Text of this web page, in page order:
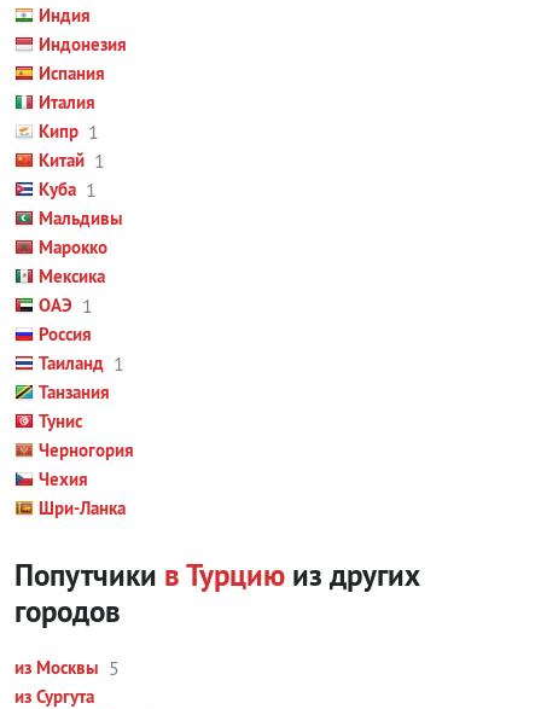
Индия
Индонезия
Испания
Италия
Кипр 1
Китай 1
Куба 1
Мальдивы
Марокко
Мексика
ОАЭ 1
Россия
Таиланд 1
Танзания
Тунис
Черногория
Чехия
Шри-Ланка
Попутчики в Турцию из других
городов
из Москвы 5
из Сургута